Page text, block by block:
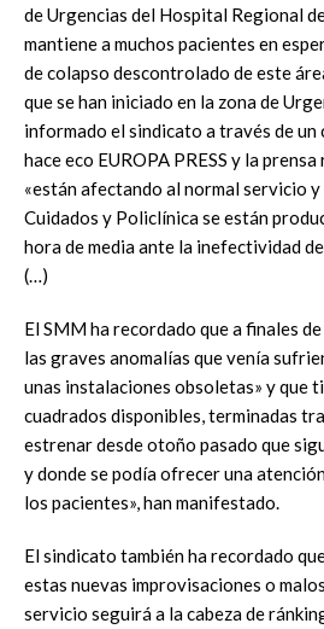
de Urgencias del Hospital Regional
mantiene a muchos pacientes en
de colapso descontrolado de este
que se han iniciado en la zona de
informado el sindicato a través de un
hace eco EUROPA PRESS y la
«están afectando al normal servicio
Cuidados y Policlínica se están
hora de media ante la inefectividad
(…)
El SMM ha recordado que a finales
las graves anomalías que venía
unas instalaciones obsoletas» y que
cuadrados disponibles, terminadas
estrenar desde otoño pasado que
y donde se podía ofrecer una
los pacientes», han manifestado.
El sindicato también ha recordado
estas nuevas improvisaciones o
servicio seguirá a la cabeza de